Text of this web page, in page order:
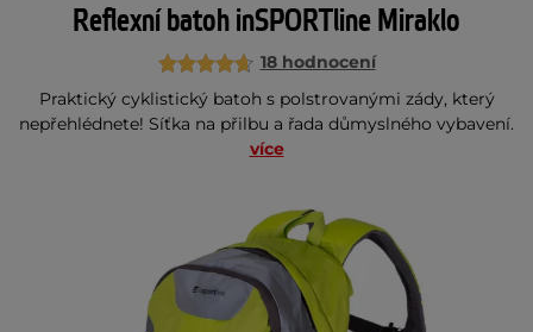
Reflexní batoh inSPORTline Miraklo
18 hodnocení
Praktický cyklistický batoh s polstrovanými zády, který
nepřehlédnete! Síťka na přilbu a řada důmyslného vybavení.
více